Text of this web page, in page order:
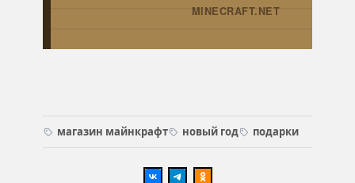
MINECRAFT.NET
магазин майнкрафт новый год подарки